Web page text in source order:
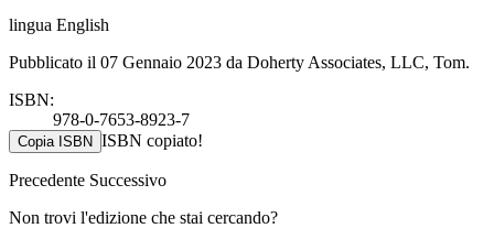
lingua English
Pubblicato il 07 Gennaio 2023 da Doherty Associates, LLC, Tom.
ISBN:
978-0-7653-8923-7
Copia ISBN ISBN copiato!
Precedente Successivo
Non trovi l'edizione che stai cercando?